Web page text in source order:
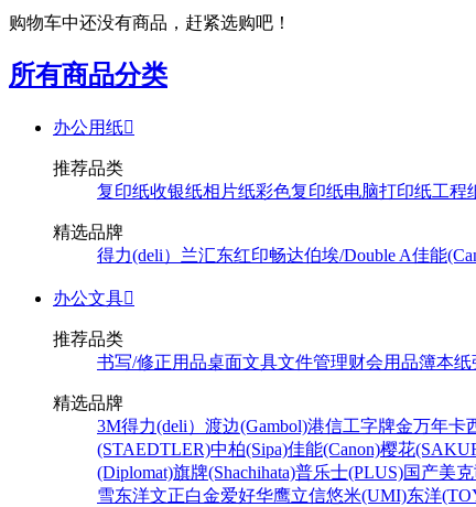
购物车中还没有商品，赶紧选购吧！
所有商品分类
办公用纸
推荐品类
复印纸收银纸相片纸彩色复印纸电脑打印纸工程
精选品牌
得力(deli） 兰汇东红印畅达伯埃/Double A佳能
办公文具
推荐品类
书写/修正用品桌面文具文件管理财会用品簿本纸
精选品牌
3M得力(deli） 渡边(Gambol)港信工字牌金万年卡
(STAEDTLER)中柏(Sipa)佳能(Canon)樱花
(Diplomat)旗牌(Shachihata)普乐士(PLUS)国产美
雪东洋文正白金爱好华鹰立信悠米(UMI)东洋